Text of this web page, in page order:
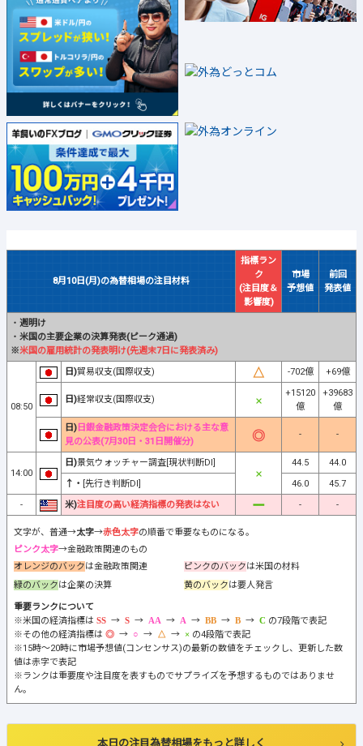
8月10日(月)の為替相場の注目材料
指標ラン
ク
(注目度＆
影響度)
市場
予想値
前回
発表値
・ 週明け
・ 米国の主要企業の決算発表(ピーク通過)
※米国の雇用統計の発表明け(先週末7日に発表済み)
08:50
日)貿易収支(国際収支) -702億 +69億
日)経常収支(国際収支)
+15120
億
+39683
億
日) 日銀金融政策決定会合における主な意
見の公表(7月30日・31日開催分)
- -
14:00
日)景気ウォッチャー調査[現状判断DI] 44.5
44.0
↑・ [先行き判断DI] 46.0
45.7
-
米)注目度の高い経済指標の発表はない - -
文字が、普通→太字→赤色太字の順番で重要なものになる。
ピンク太字→金融政策関連のもの
オレンジのバックは金融政策関連 ピンクのバックは米国の材料
緑のバックは企業の決算 黄のバックは要人発言
重要ランクについて
※米国の経済指標は
→ → → → → →
の7段階で表記
※その他の経済指標は
→ → →
の4段階で表記
※15時～20時に市場予想値(コンセンサス)の最新の数値をチェックし、更新した数
値は赤字で表記
※ランクは重要度や注目度を表すものでサプライズを予想するものではありませ
ん。
本日の注目為替相場をもっと詳しく